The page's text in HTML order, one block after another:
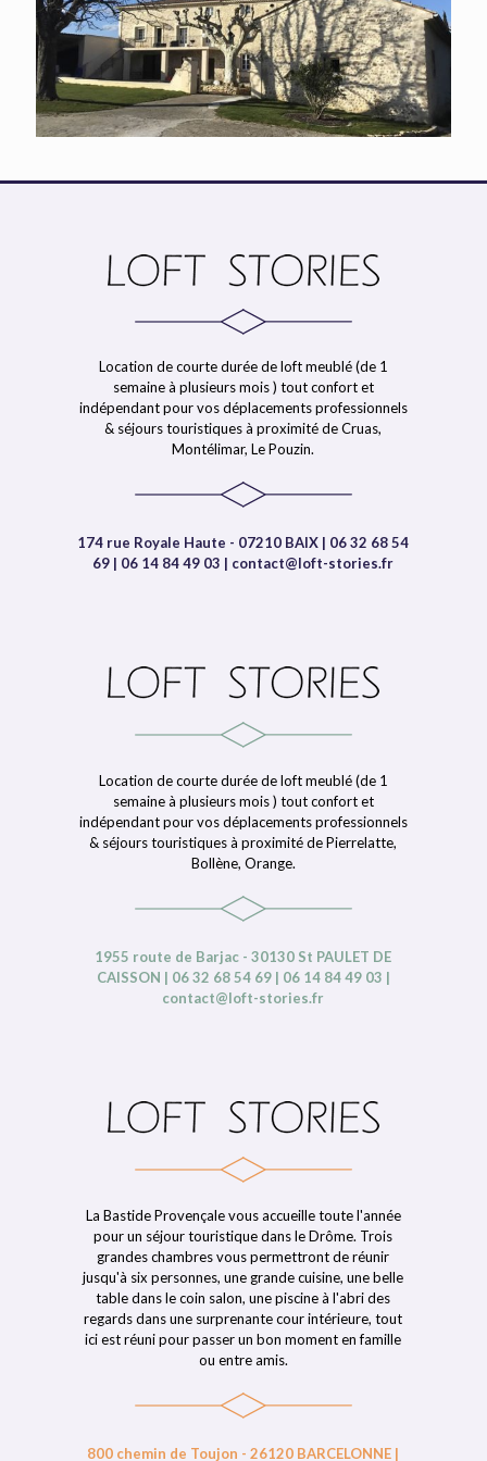
Location de courte durée de loft meublé (de 1
semaine à plusieurs mois ) tout confort et
indépendant pour vos déplacements professionnels
& séjours touristiques à proximité de Cruas,
Montélimar, Le Pouzin.
174 rue Royale Haute - 07210 BAIX | 06 32 68 54
69 | 06 14 84 49 03 | contact@loft-stories.fr
Location de courte durée de loft meublé (de 1
semaine à plusieurs mois ) tout confort et
indépendant pour vos déplacements professionnels
& séjours touristiques à proximité de Pierrelatte,
Bollène, Orange.
1955 route de Barjac - 30130 St PAULET DE
CAISSON | 06 32 68 54 69 | 06 14 84 49 03 |
contact@loft-stories.fr
La Bastide Provençale vous accueille toute l'année
pour un séjour touristique dans le Drôme. Trois
grandes chambres vous permettront de réunir
jusqu'à six personnes, une grande cuisine, une belle
table dans le coin salon, une piscine à l'abri des
regards dans une surprenante cour intérieure, tout
ici est réuni pour passer un bon moment en famille
ou entre amis.
800 chemin de Toujon - 26120 BARCELONNE |